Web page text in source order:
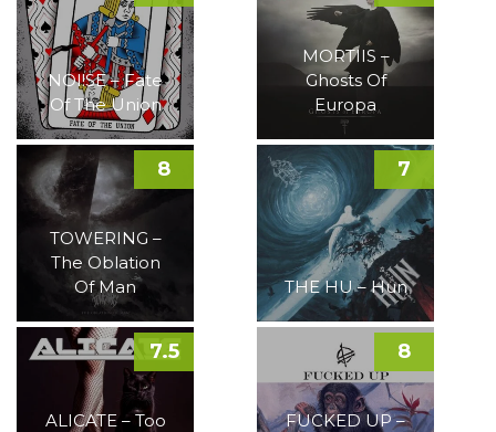
NOI!SE – Fate
Of The Union
MORTIIS –
Ghosts Of
Europa
TOWERING –
The Oblation
Of Man
8
THE HU – Hun
7
ALICATE – Too
7.5
FUCKED UP –
8